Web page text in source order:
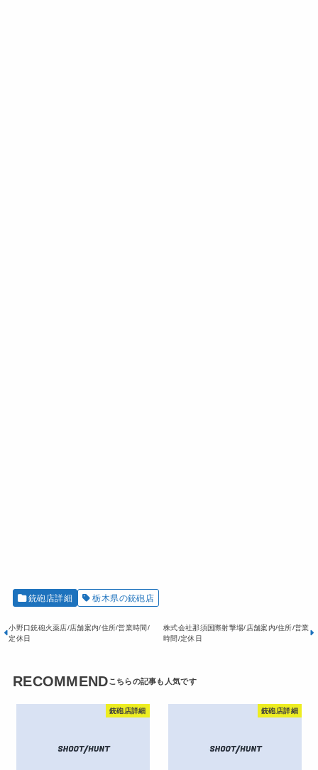
銃砲店詳細 栃木県の銃砲店
小野口銃砲火薬店/店舗案内/住所/営業時間/
定休日
株式会社那須国際射撃場/店舗案内/住所/営業
時間/定休日
RECOMMEND
銃砲店詳細 銃砲店詳細